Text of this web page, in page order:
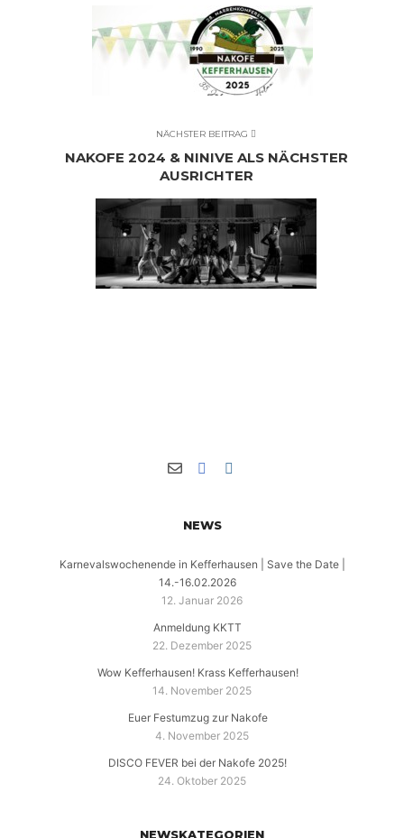
NÄCHSTER BEITRAG
NAKOFE 2024 & NINIVE ALS NÄCHSTER
AUSRICHTER
NEWS
Karnevalswochenende in Kefferhausen | Save the Date |
14.-16.02.2026
12. Januar 2026
Anmeldung KKTT
22. Dezember 2025
Wow Kefferhausen! Krass Kefferhausen!
14. November 2025
Euer Festumzug zur Nakofe
4. November 2025
DISCO FEVER bei der Nakofe 2025!
24. Oktober 2025
NEWSKATEGORIEN